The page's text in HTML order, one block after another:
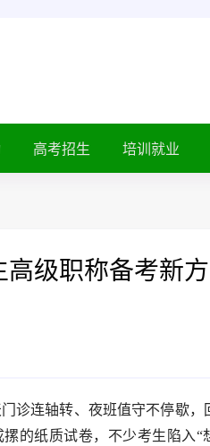
高考招生 培训就业
级职称备考新方
诊连轴转、夜班值守不停歇，
的纸质试卷，不少考生陷入“